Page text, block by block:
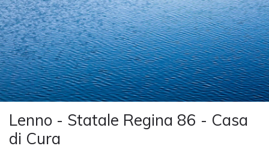
Lenno - Statale Regina 86 - Casa
di Cura